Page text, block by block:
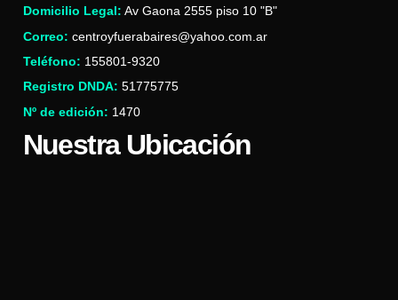
Domicilio Legal: Av Gaona 2555 piso 10 "B"
Correo: centroyfuerabaires@yahoo.com.ar
Teléfono: 155801-9320
Registro DNDA: 51775775
Nº de edición: 1470
Nuestra Ubicación